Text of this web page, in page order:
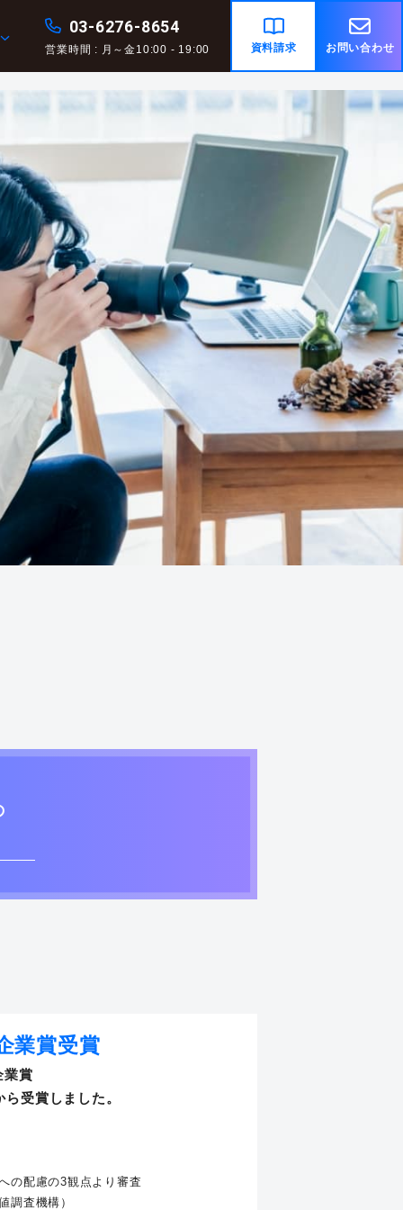
03-6276-8654
営業時間 : 月～金10:00 - 19:00 資料請求 お問い合わせ
業賞受賞
業賞
受賞しました。
配慮の3観点より審査
調査機構）